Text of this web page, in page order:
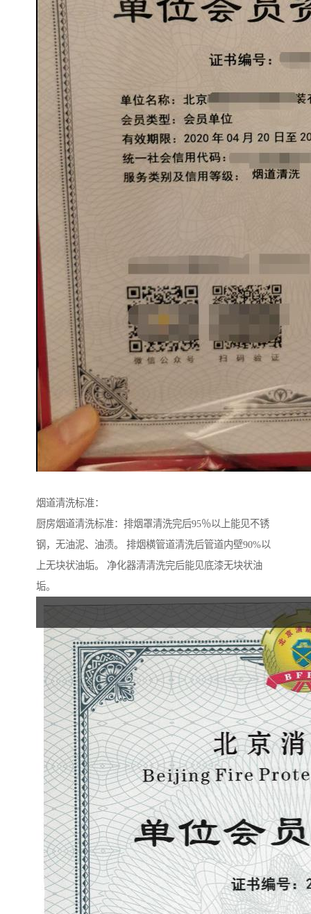
烟道清洗标准：
厨房烟道清洗标准：排烟罩清洗完后95％以上能见不锈
钢，无油泥、油渍。 排烟横管道清洗后管道内壁90%以
上无块状油垢。 净化器清清洗完后能见底漆无块状油
垢。